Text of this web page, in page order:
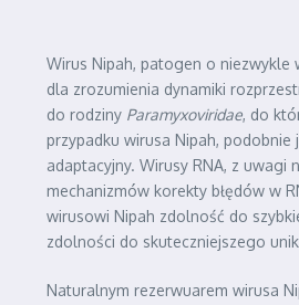
Wirus Nipah, patogen o niezwykle
dla zrozumienia dynamiki
do rodziny Paramyxoviridae, do
przypadku wirusa Nipah,
adaptacyjny. Wirusy RNA, z
mechanizmów korekty błędów w
wirusowi Nipah zdolność do
zdolności do skuteczniejszego
Naturalnym rezerwuarem wirusa